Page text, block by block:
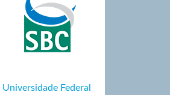
Universidade Federal